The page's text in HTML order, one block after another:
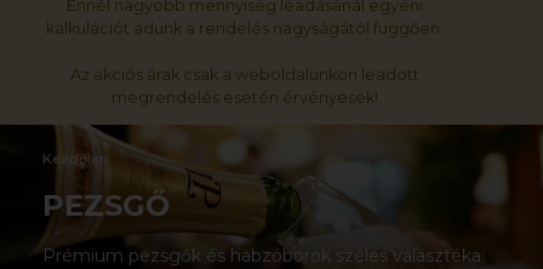
Ennél nagyobb mennyiség leadásánál egyéni
kalkulációt adunk a rendelés nagyságától függően.
Az akciós árak csak a weboldalunkon leadott
megrendelés esetén érvényesek!
Kezdőlap
PEZSGŐ
Prémium pezsgők és habzóborok széles választéka: